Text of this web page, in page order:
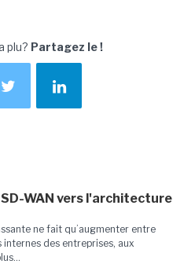
plu? Partagez le !
WAN vers l'architecture
ne fait qu’augmenter entre
internes des entreprises, aux